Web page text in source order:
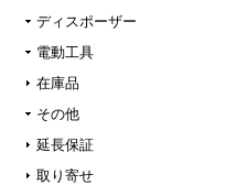
ディスポーザー
電動工具
在庫品
その他
延長保証
取り寄せ